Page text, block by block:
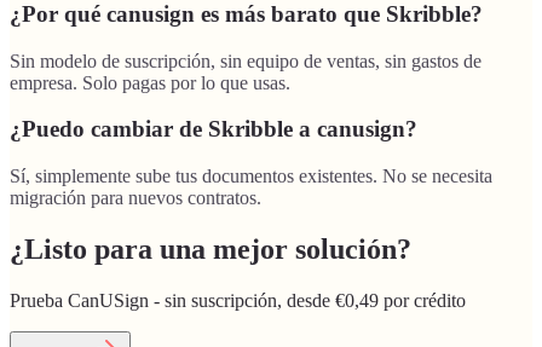
¿Por qué canusign es más barato que Skribble?
Sin modelo de suscripción, sin equipo de ventas, sin gastos de
empresa. Solo pagas por lo que usas.
¿Puedo cambiar de Skribble a canusign?
Sí, simplemente sube tus documentos existentes. No se necesita
migración para nuevos contratos.
¿Listo para una mejor solución?
Prueba CanUSign - sin suscripción, desde €0,49 por crédito